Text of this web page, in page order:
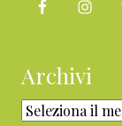
Archivi
Archivi